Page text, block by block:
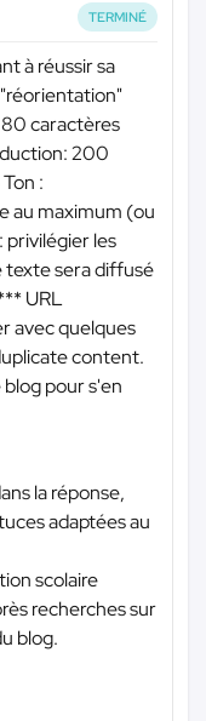
TERMINÉ
à réussir sa
caractères
200
:
au maximum (ou
privilégier les
texte sera diffusé
URL
avec quelques
content.
pour s'en
la réponse,
adaptées au
scolaire
recherches sur
blog.